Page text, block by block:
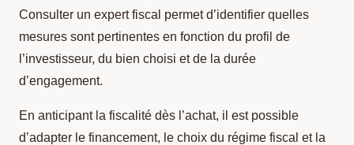
Consulter un expert fiscal permet d’identifier quelles
mesures sont pertinentes en fonction du profil de
l’investisseur, du bien choisi et de la durée
d’engagement.
En anticipant la fiscalité dès l’achat, il est possible
d’adapter le financement, le choix du régime fiscal et la